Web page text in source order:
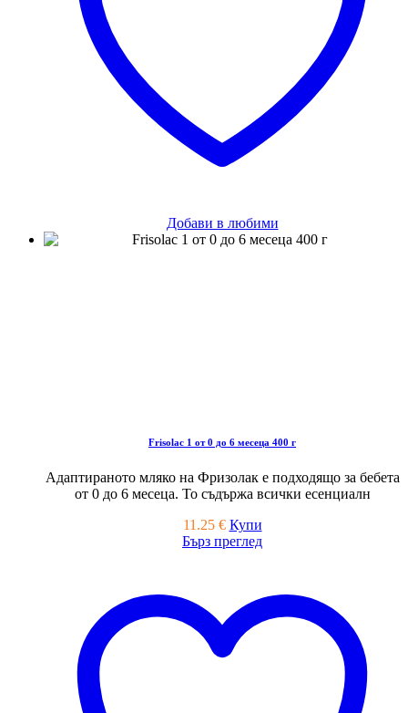
Добави в любими
Frisolac 1 от 0 до 6 месеца 400 г
Адаптираното мляко на Фризолак е подходящо за бебета
от 0 до 6 месеца. То съдържа всички есенциалн
11.25 € Купи
Бърз преглед